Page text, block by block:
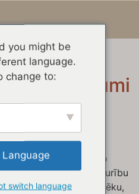
lieces
secinājumi
lūzuma
ir būtisks tests, ko
ampulu mehānisko izturību
lai noteiktu spēku,
you might be
language.
change to:
switch language